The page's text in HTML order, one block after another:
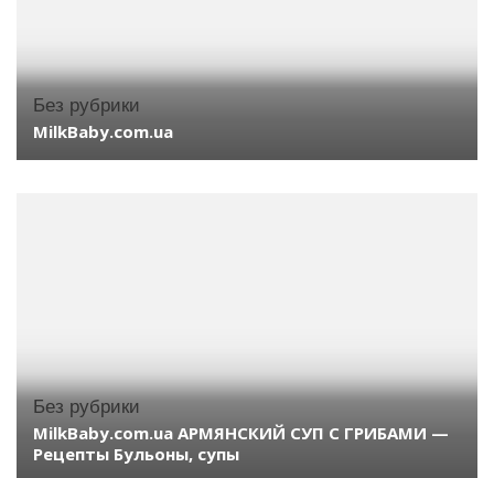
Без рубрики
MilkBaby.com.ua
Без рубрики
MilkBaby.com.ua АРМЯНСКИЙ СУП С ГРИБАМИ —
Рецепты Бульоны, супы